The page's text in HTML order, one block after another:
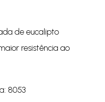
de eucalipto
resistência ao
8053